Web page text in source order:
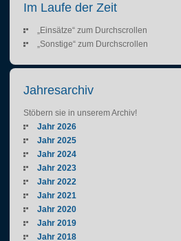
Im Laufe der Zeit
„Einsätze“ zum Durchscrollen
„Sonstige“ zum Durchscrollen
Jahresarchiv
Stöbern sie in unserem Archiv!
Jahr 2026
Jahr 2025
Jahr 2024
Jahr 2023
Jahr 2022
Jahr 2021
Jahr 2020
Jahr 2019
Jahr 2018